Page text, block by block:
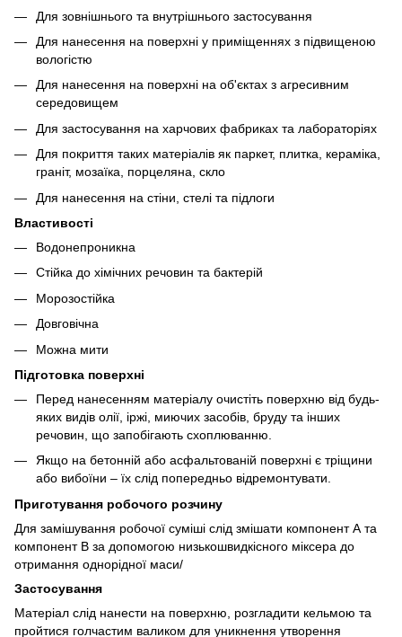
Для зовнішнього та внутрішнього застосування
Для нанесення на поверхні у приміщеннях з підвищеною
вологістю
Для нанесення на поверхні на об'єктах з агресивним
середовищем
Для застосування на харчових фабриках та лабораторіях
Для покриття таких матеріалів як паркет, плитка, кераміка,
граніт, мозаїка, порцеляна, скло
Для нанесення на стіни, стелі та підлоги
Властивості
Водонепроникна
Стійка до хімічних речовин та бактерій
Морозостійка
Довговічна
Можна мити
Підготовка поверхні
Перед нанесенням матеріалу очистіть поверхню від будь-
яких видів олії, іржі, миючих засобів, бруду та інших
речовин, що запобігають схоплюванню.
Якщо на бетонній або асфальтованій поверхні є тріщини
або вибоїни – їх слід попередньо відремонтувати.
Приготування робочого розчину
Для замішування робочої суміші слід змішати компонент А та
компонент B за допомогою низькошвидкісного міксера до
отримання однорідної маси/
Застосування
Матеріал слід нанести на поверхню, розгладити кельмою та
пройтися голчастим валиком для уникнення утворення